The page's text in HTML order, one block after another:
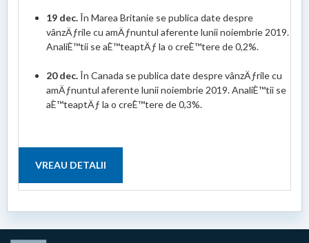
19 dec.În Marea Britanie se publica date despre
vânzÄƒrile cu amÄƒnuntul aferente lunii noiembrie 2019.
AnaliÈ™tii se aÈ™teaptÄƒ la o creÈ™tere de 0,2%.
20 dec.În Canada se publica date despre vânzÄƒrile cu
amÄƒnuntul aferente lunii noiembrie 2019. AnaliÈ™tii se
aÈ™teaptÄƒ la o creÈ™tere de 0,3%.
VREAU DETALII